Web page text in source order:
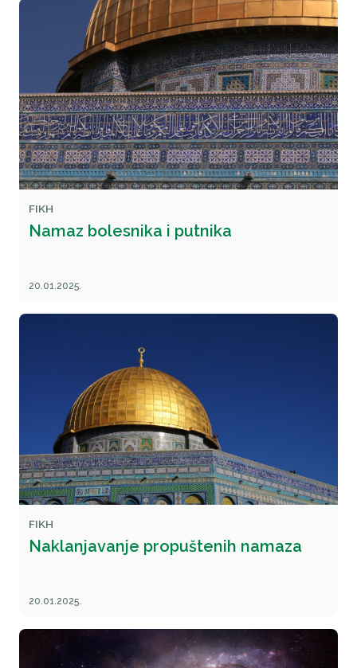
FIKH
Namaz bolesnika i putnika
20.01.2025.
FIKH
Naklanjavanje propuštenih namaza
20.01.2025.